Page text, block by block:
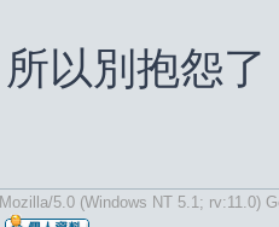
所以別抱怨了
Mozilla/5.0 (Windows NT 5.1; rv:11.0)